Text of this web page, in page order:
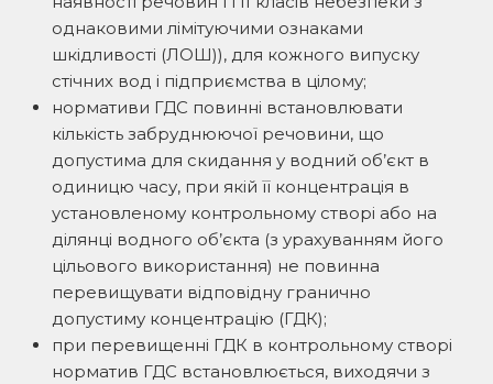
однаковими лімітуючими ознаками
шкідливості (ЛОШ)), для кожного випуску
стічних вод і підприємства в цілому;
нормативи ГДС повинні встановлювати
кількість забруднюючої речовини, що
допустима для скидання у водний об’єкт в
одиницю часу, при якій її концентрація в
установленому контрольному створі або на
ділянці водного об’єкта (з урахуванням його
цільового використання) не повинна
перевищувати відповідну гранично
допустиму концентрацію (ГДК);
при перевищенні ГДК в контрольному створі
норматив ГДС встановлюється, виходячи з